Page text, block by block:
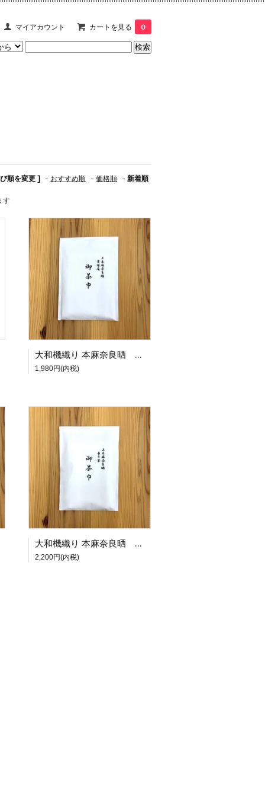
マイアカウント カートを見る 0
順を変更 ] - おすすめ順 - 価格順 - 新着順
す
大和機織り 本麻奈良晒 御茶巾 〈官休庵〉
1,980円(内税)
大和機織り 本麻奈良晒 御茶巾 〈表千家〉
2,200円(内税)